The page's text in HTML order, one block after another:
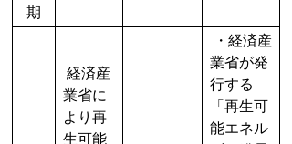
期
経済産
業省に
より再
生可能
・経済産
業省が発
行する
「再生可
能エネル